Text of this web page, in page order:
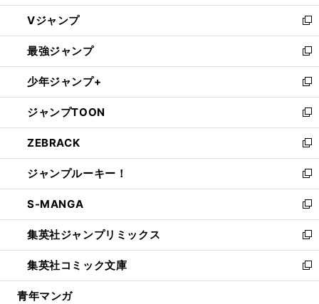
ウ
ィ
ン
ド
ウ
で
開
く
し
い
ウ
ィ
ン
ド
ウ
で
開
く
Vジャンプ
新
し
い
ウ
ィ
ン
ド
ウ
で
開
く
最強ジャンプ
新
し
い
ウ
ィ
ン
ド
ウ
で
開
く
少年ジャンプ+
新
し
い
ウ
ィ
ン
ド
ウ
で
開
く
ジャンプTOON
新
し
い
ウ
ィ
ン
ド
ウ
で
開
く
ZEBRACK
新
し
い
ウ
ィ
ン
ド
ウ
で
開
ジャンプルーキー！
新
し
い
ウ
ィ
ン
ド
ウ
S-MANGA
新
し
い
ウ
ィ
ン
集英社ジャンプリミックス
新
し
い
ウ
集英社コミック文庫
新
し
青年マンガ